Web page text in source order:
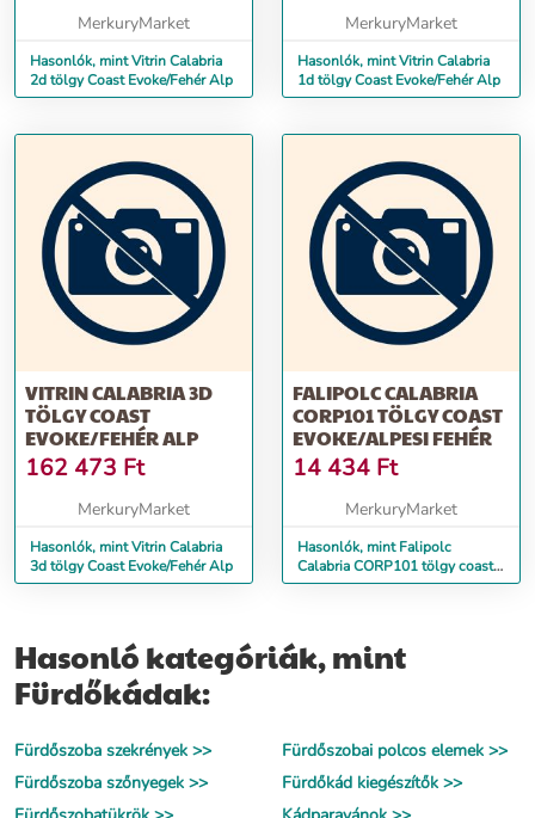
MerkuryMarket
Hasonlók, mint Vitrin Calabria
2d tölgy Coast Evoke/Fehér Alp
MerkuryMarket
Hasonlók, mint Vitrin Calabria
1d tölgy Coast Evoke/Fehér Alp
VITRIN CALABRIA 3D
TÖLGY COAST
EVOKE/FEHÉR ALP
162 473 Ft
MerkuryMarket
Hasonlók, mint Vitrin Calabria
3d tölgy Coast Evoke/Fehér Alp
FALIPOLC CALABRIA
CORP101 TÖLGY COAST
EVOKE/ALPESI FEHÉR
14 434 Ft
MerkuryMarket
Hasonlók, mint Falipolc
Calabria CORP101 tölgy coast
evoke/alpesi fehér
Hasonló kategóriák, mint
Fürdőkádak:
Fürdőszoba szekrények >>
Fürdőszobai polcos elemek >>
Fürdőszoba szőnyegek >>
Fürdőkád kiegészítők >>